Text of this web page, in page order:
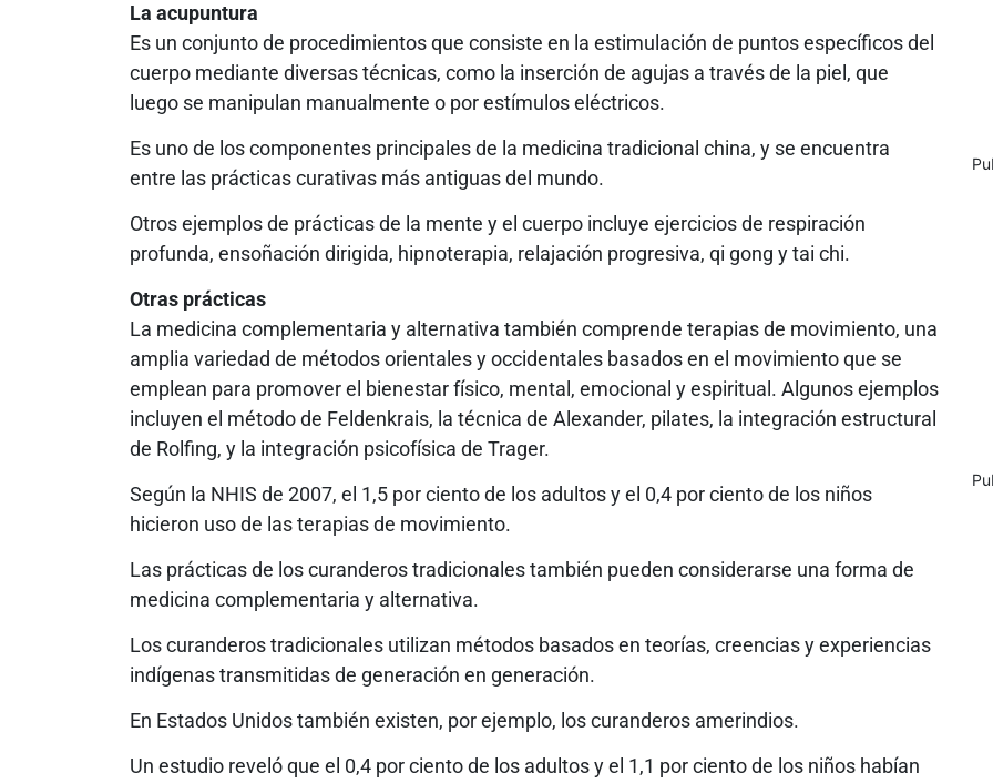
La acupuntura
Es un conjunto de procedimientos que consiste en la estimulación de puntos específicos del
cuerpo mediante diversas técnicas, como la inserción de agujas a través de la piel, que
luego se manipulan manualmente o por estímulos eléctricos.
Es uno de los componentes principales de la medicina tradicional china, y se encuentra
entre las prácticas curativas más antiguas del mundo.
Otros ejemplos de prácticas de la mente y el cuerpo incluye ejercicios de respiración
profunda, ensoñación dirigida, hipnoterapia, relajación progresiva, qi gong y tai chi.
Otras prácticas
La medicina complementaria y alternativa también comprende terapias de movimiento, una
amplia variedad de métodos orientales y occidentales basados en el movimiento que se
emplean para promover el bienestar físico, mental, emocional y espiritual. Algunos ejemplos
incluyen el método de Feldenkrais, la técnica de Alexander, pilates, la integración estructural
de Rolfing, y la integración psicofísica de Trager.
Según la NHIS de 2007, el 1,5 por ciento de los adultos y el 0,4 por ciento de los niños
hicieron uso de las terapias de movimiento.
Las prácticas de los curanderos tradicionales también pueden considerarse una forma de
medicina complementaria y alternativa.
Los curanderos tradicionales utilizan métodos basados en teorías, creencias y experiencias
indígenas transmitidas de generación en generación.
En Estados Unidos también existen, por ejemplo, los curanderos amerindios.
Un estudio reveló que el 0,4 por ciento de los adultos y el 1,1 por ciento de los niños habían